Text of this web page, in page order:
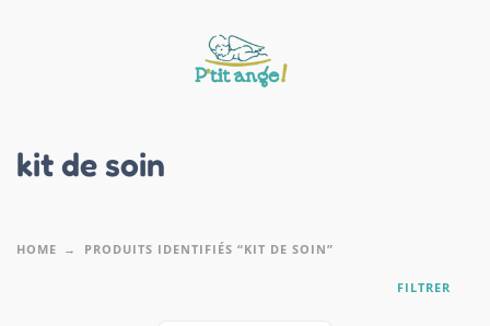
kit de soin
HOME PRODUITS IDENTIFIÉS “KIT DE SOIN”
FILTRER